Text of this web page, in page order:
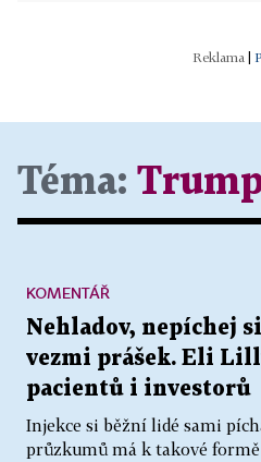
Téma:
Nehladov, nepíchej
vezmi prášek. Eli
pacientů i investorů
Injekce si běžní lidé sami
průzkumů má k takové
KOMENTÁŘ